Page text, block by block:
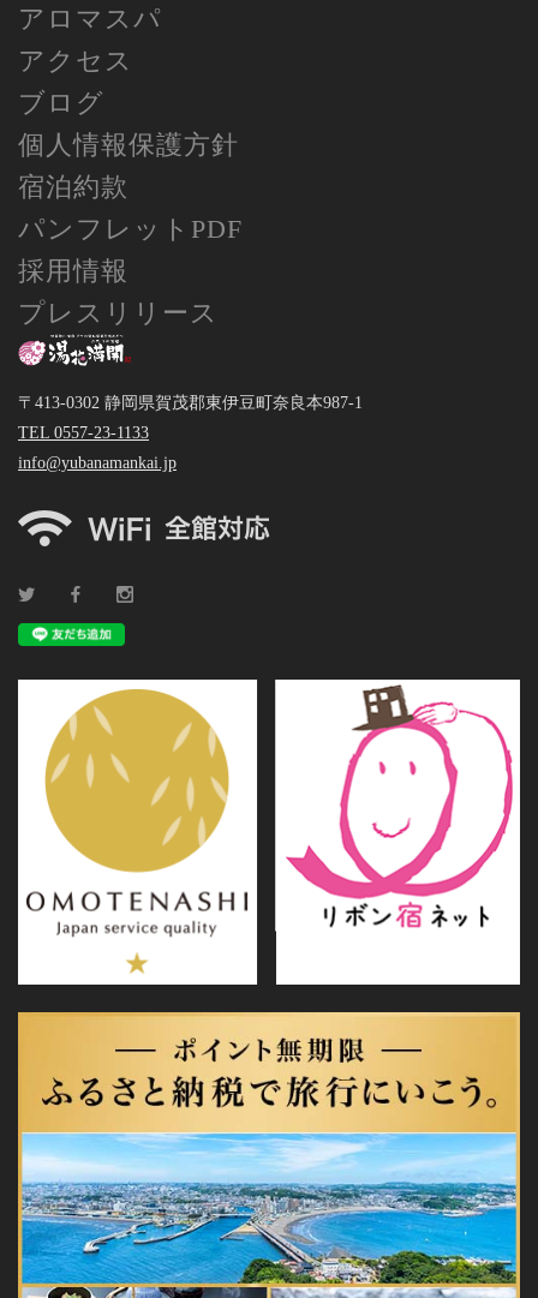
アロマスパ
アクセス
ブログ
個人情報保護方針
宿泊約款
パンフレットPDF
採用情報
プレスリリース
〒413-0302 静岡県賀茂郡東伊豆町奈良本987-1
TEL 0557-23-1133
info@yubanamankai.jp